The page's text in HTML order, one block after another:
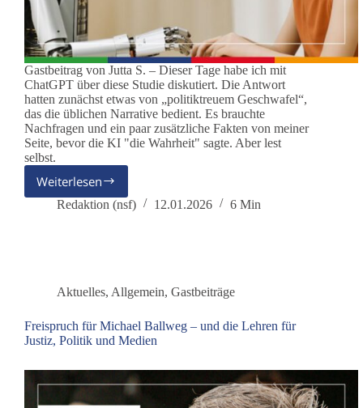
Gastbeitrag von Jutta S. – Dieser Tage habe ich mit
ChatGPT über diese Studie diskutiert. Die Antwort
hatten zunächst etwas von „politiktreuem Geschwafel“,
das die üblichen Narrative bedient. Es brauchte
Nachfragen und ein paar zusätzliche Fakten von meiner
Seite, bevor die KI "die Wahrheit" sagte. Aber lest
selbst.
Weiterlesen
Jutta
spricht
verschwand
die
„Kids-
Bavaria“-
Studie
in
der
Schublade?
Redaktion (nsf) 12.01.2026 6 Min
Aktuelles, Allgemein, Gastbeiträge
Freispruch für Michael Ballweg – und die Lehren für
Justiz, Politik und Medien